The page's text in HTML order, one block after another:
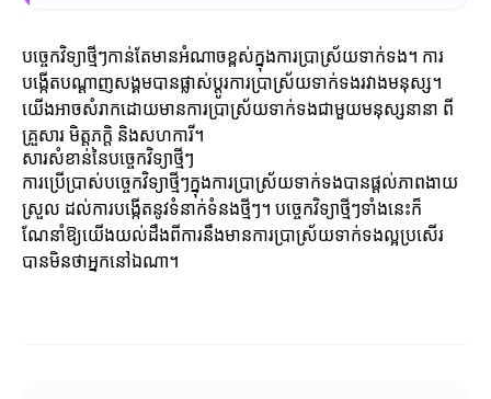
បច្ចេកវិទ្យាថ្មីៗកាន់តែមានអំណាចខ្ពស់ក្នុងការប្រាស្រ័យទាក់ទង។ ការ
បង្កើតបណ្តាញសង្គមបាន​ផ្លាស់ប្តូរការប្រាស្រ័យទាក់ទងរវាងមនុស្ស។
យើងអាចសំរាកដោយមានការប្រាស្រ័យទាក់ទងជាមួយមនុស្សនានា ពី
គ្រួសារ មិត្តភក្តិ និងសហការី។
សារសំខាន់នៃបច្ចេកវិទ្យាថ្មីៗ
ការប្រើប្រាស់បច្ចេកវិទ្យាថ្មីៗក្នុងការប្រាស្រ័យទាក់ទងបានផ្តល់ភាពងាយ
ស្រួល ដល់ការបង្កើតនូវទំនាក់ទំនងថ្មីៗ។ បច្ចេកវិទ្យាថ្មីៗទាំងនេះក៏
ណែនាំឱ្យយើងយល់ដឹងពីការនឹងមានការប្រាស្រ័យទាក់ទងល្អប្រសើរ
បានមិនថាអ្នកនៅឯណា។